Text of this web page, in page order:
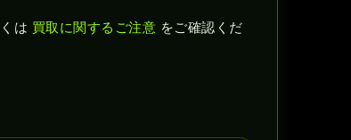
は 買取に関するご注意 をご確認くだ